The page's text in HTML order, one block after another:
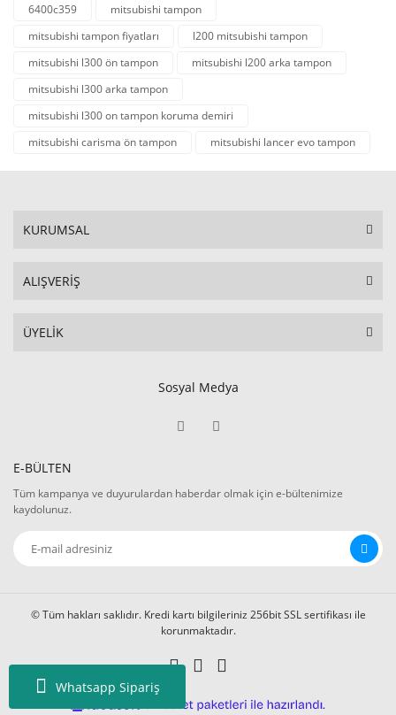
Whatsapp Sipariş
6400c359
mitsubishi tampon
mitsubishi tampon fiyatları
l200 mitsubishi tampon
mitsubishi l300 ön tampon
mitsubishi l200 arka tampon
mitsubishi l300 arka tampon
mitsubishi l300 on tampon koruma demiri
mitsubishi carisma ön tampon
mitsubishi lancer evo tampon
KURUMSAL
ALIŞVERİŞ
ÜYELİK
Sosyal Medya
E-BÜLTEN
Tüm kampanya ve duyurulardan haberdar olmak için e-bültenimize
kaydolunuz.
© Tüm hakları saklıdır. Kredi kartı bilgileriniz 256bit SSL sertifikası ile
korunmaktadır.
e-